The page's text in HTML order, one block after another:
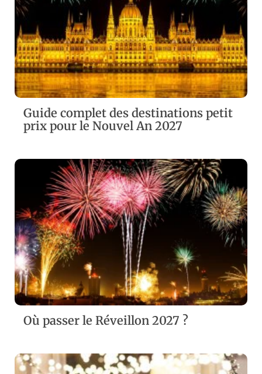
ZOOM VIEW
Guide complet des destinations petit
prix pour le Nouvel An 2027
ZOOM
Où passer le Réveillon 2027 ?